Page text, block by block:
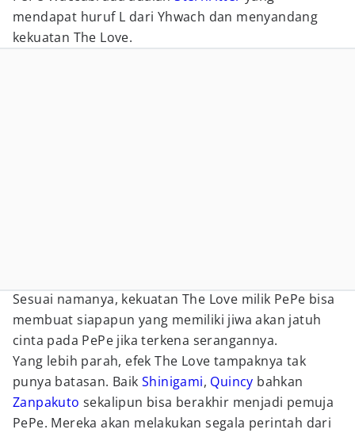
mendapat huruf L dari Yhwach dan menyandang
kekuatan The Love.
Sesuai namanya, kekuatan The Love milik PePe bisa
membuat siapapun yang memiliki jiwa akan jatuh
cinta pada PePe jika terkena serangannya.
Yang lebih parah, efek The Love tampaknya tak
punya batasan. Baik Shinigami, Quincy bahkan
Zanpakuto sekalipun bisa berakhir menjadi pemuja
PePe. Mereka akan melakukan segala perintah dari